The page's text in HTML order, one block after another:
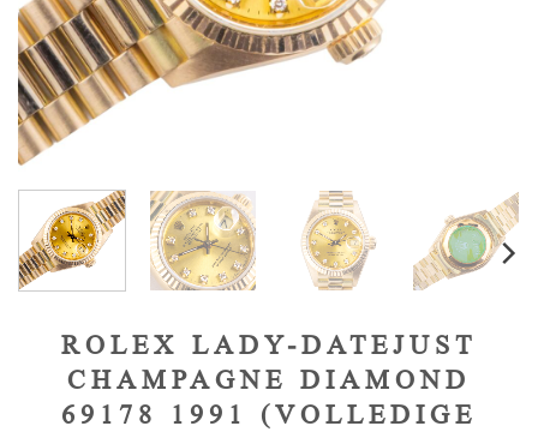
ROLEX LADY-DATEJUST
CHAMPAGNE DIAMOND
69178 1991 (VOLLEDIGE